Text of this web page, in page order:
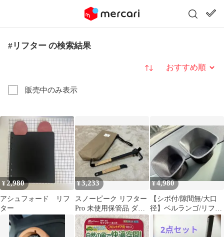
#リフター の検索結果
販売中のみ表示
並び替え
¥2,980
アシュフォード リフ
ター
¥3,233
スノーピーク リフター
Pro 未使用保管品 ダッ
チオーブン26用 大小セ
ット
¥4,980
【シボ付/隙間無/大口
径】ベルランゴ/リフタ
ー/ドブロ ドリンクホル
ダー 改良版